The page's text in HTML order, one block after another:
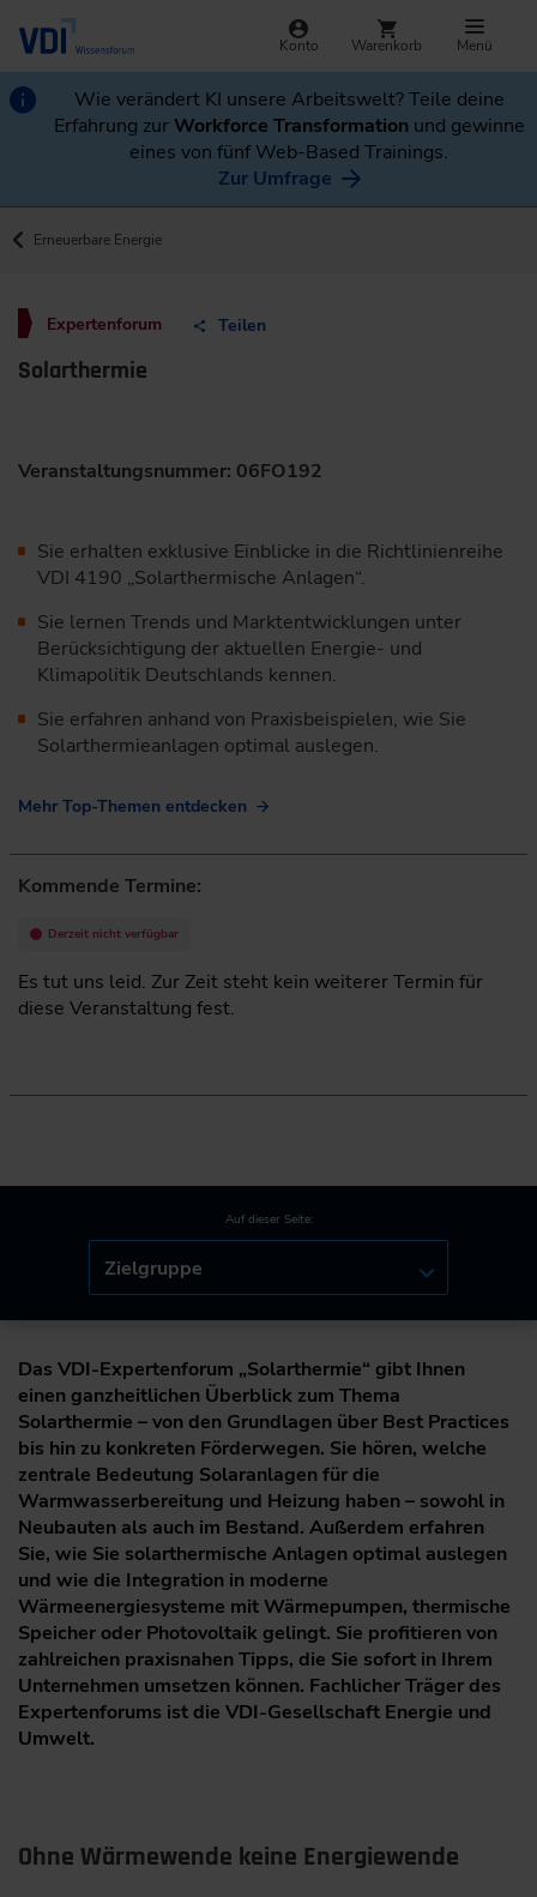
Konto Warenkorb Menü
Wie verändert KI unsere Arbeitswelt? Teile deine
Erfahrung zurWorkforce Transformation und gewinne
eines von fünf Web-Based Trainings.
Zur Umfrage
Erneuerbare Energie
Expertenforum Teilen
Solarthermie
Veranstaltungsnummer: 06FO192
Sie erhalten exklusive Einblicke in die Richtlinienreihe
VDI 4190 „Solarthermische Anlagen“.
Sie lernen Trends und Marktentwicklungen unter
Berücksichtigung der aktuellen Energie- und
Klimapolitik Deutschlands kennen.
Sie erfahren anhand von Praxisbeispielen, wie Sie
Solarthermieanlagen optimal auslegen.
Mehr Top-Themen entdecken
Kommende Termine:
Derzeit nicht verfügbar
Es tut uns leid. Zur Zeit steht kein weiterer Termin für
diese Veranstaltung fest.
Auf dieser Seite:
Zielgruppe
Das VDI-Expertenforum „Solarthermie“ gibt Ihnen
einen ganzheitlichen Überblick zum Thema
Solarthermie – von den Grundlagen über Best Practices
bis hin zu konkreten Förderwegen. Sie hören, welche
zentrale Bedeutung Solaranlagen für die
Warmwasserbereitung und Heizung haben – sowohl in
Neubauten als auch im Bestand. Außerdem erfahren
Sie, wie Sie solarthermische Anlagen optimal auslegen
und wie die Integration in moderne
Wärmeenergiesysteme mit Wärmepumpen, thermische
Speicher oder Photovoltaik gelingt. Sie profitieren von
zahlreichen praxisnahen Tipps, die Sie sofort in Ihrem
Unternehmen umsetzen können. Fachlicher Träger des
Expertenforums ist die VDI-Gesellschaft Energie und
Umwelt.
Ohne Wärmewende keine Energiewende